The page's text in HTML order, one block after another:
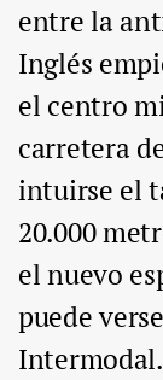
entre la
Inglés
el centro
carretera
intuirse el
20.000
el nuevo
puede